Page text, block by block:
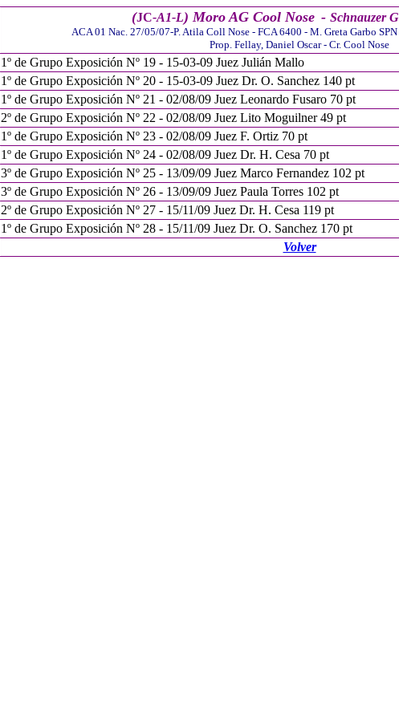
(JC-A1-L) Moro AG Cool Nose - Schnauzer
ACA 01 Nac. 27/05/07-P. Atila Coll Nose - FCA 6400 - M. Greta Garbo
Prop. Fellay, Daniel Oscar - Cr. Cool Nose
1º de Grupo Exposición Nº 19 - 1 5-03-09 Juez Julián Mallo
1º de Grupo Exposición Nº 20 - 1 5-03-09 Juez Dr. O. Sanchez 140 pt
1º de Grupo Exposición Nº 21 - 02/08/09 Juez Leonardo Fusaro 70 pt
2º de Grupo Exposición Nº 22 - 02/08/09 Juez Lito Moguilner 49 pt
1º de Grupo Exposición Nº 23 - 02/08/09 Juez F. Ortiz 70 pt
1º de Grupo Exposición Nº 24 - 02/08/09 Juez Dr. H. Cesa 70 pt
3º de Grupo Exposición Nº 25 - 13/09/09 Juez Marco Fernandez 102 pt
3º de Grupo Exposición Nº 26 - 13/09/09 Juez Paula Torres 102 pt
2º de Grupo Exposición Nº 27 - 15/11/09 Juez Dr. H. Cesa 119 pt
1º de Grupo Exposición Nº 28 - 15/11/09 Juez Dr. O. Sanchez 170 pt
Volver